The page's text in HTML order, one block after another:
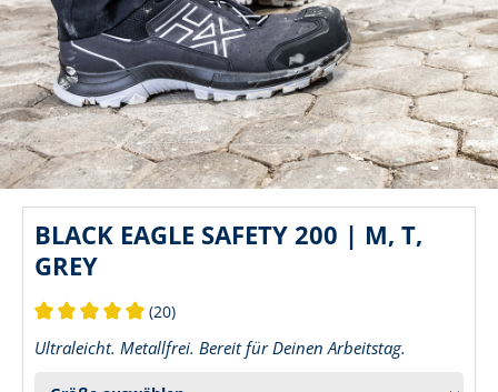
BLACK EAGLE SAFETY 200 | M, T,
GREY
(20)
Ultraleicht. Metallfrei. Bereit für Deinen Arbeitstag.